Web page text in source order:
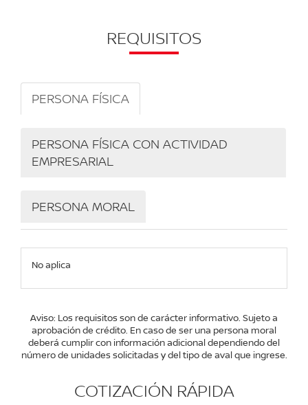
REQUISITOS
PERSONA FÍSICA
PERSONA FÍSICA CON ACTIVIDAD
EMPRESARIAL
PERSONA MORAL
No aplica
Aviso: Los requisitos son de carácter informativo. Sujeto a
aprobación de crédito. En caso de ser una persona moral
deberá cumplir con información adicional dependiendo del
número de unidades solicitadas y del tipo de aval que ingrese.
COTIZACIÓN RÁPIDA